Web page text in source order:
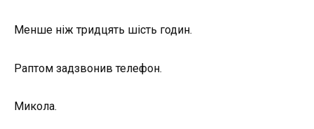
Менше ніж тридцять шість годин.
Раптом задзвонив телефон.
Микола.